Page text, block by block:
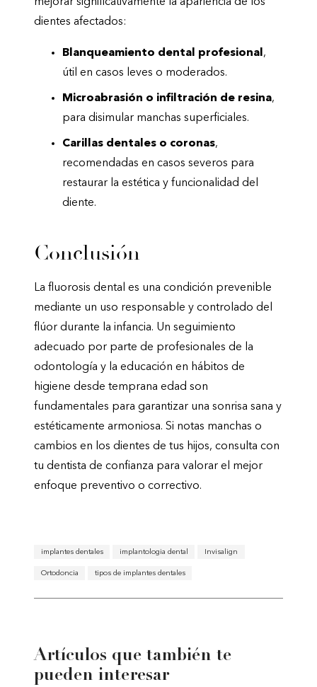
mejorar significativamente la apariencia de los
dientes afectados:
Blanqueamiento dental profesional,
útil en casos leves o moderados.
Microabrasión o infiltración de resina,
para disimular manchas superficiales.
Carillas dentales o coronas,
recomendadas en casos severos para
restaurar la estética y funcionalidad del
diente.
Conclusión
La fluorosis dental es una condición prevenible
mediante un uso responsable y controlado del
flúor durante la infancia. Un seguimiento
adecuado por parte de profesionales de la
odontología y la educación en hábitos de
higiene desde temprana edad son
fundamentales para garantizar una sonrisa sana y
estéticamente armoniosa. Si notas manchas o
cambios en los dientes de tus hijos, consulta con
tu dentista de confianza para valorar el mejor
enfoque preventivo o correctivo.
implantes dentales implantologia dental Invisalign
Ortodoncia tipos de implantes dentales
Artículos que también te
pueden interesar